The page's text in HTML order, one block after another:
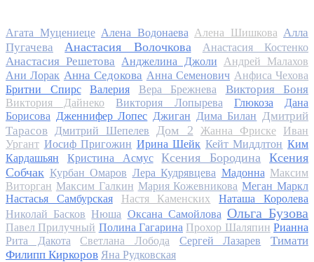
Агата Муцениеце Алена Водонаева Алена Шишкова Алла
Пугачева
Анастасия Волочкова Анастасия Костенко
Анастасия Решетова Анджелина Джоли
Андрей Малахов
Ани Лорак Анна Седокова Анна Семенович Анфиса Чехова
Бритни Спирс
Валерия Вера Брежнева Виктория Боня
Виктория Дайнеко Виктория Лопырева Глюкоза
Дана
Борисова Дженнифер Лопес Джиган Дима Билан
Дмитрий
Тарасов
Дмитрий Шепелев Дом 2 Жанна Фриске
Иван
Ургант Иосиф Пригожин Ирина Шейк Кейт Миддлтон Ким
Кардашьян
Кристина Асмус Ксения Бородина
Ксения
Собчак Курбан Омаров Лера Кудрявцева Мадонна Максим
Виторган Максим Галкин Мария Кожевникова Меган Маркл
Настасья Самбурская
Настя Каменских
Наташа Королева
Николай Басков Нюша Оксана Самойлова Ольга Бузова
Павел Прилучный Полина Гагарина Прохор Шаляпин Рианна
Рита Дакота
Светлана Лобода Сергей Лазарев
Тимати
Филипп Киркоров Яна Рудковская